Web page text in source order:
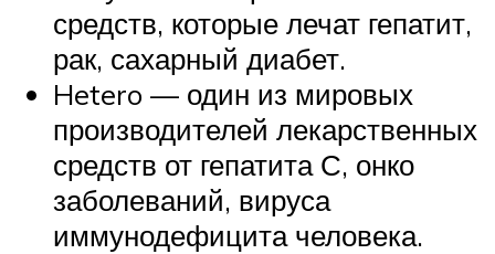
средств, которые лечат гепатит,
рак, сахарный диабет.
Hetero — один из мировых
производителей лекарственных
средств от гепатита С, онко
заболеваний, вируса
иммунодефицита человека.